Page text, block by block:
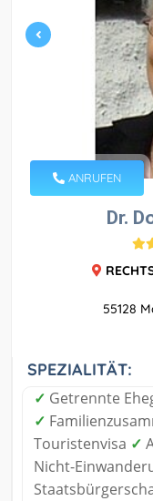
ANRUFEN
Dr.
55128
SPEZIALITÄT:
✓ Getrennte
✓
Touristenvisa ✓
Nicht-